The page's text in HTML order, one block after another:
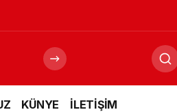
KÜNYE İLETİŞİM